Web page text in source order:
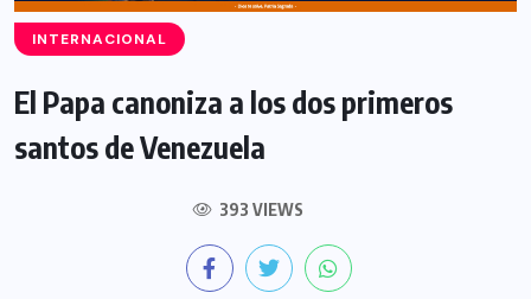
INTERNACIONAL
El Papa canoniza a los dos primeros
santos de Venezuela
393 VIEWS